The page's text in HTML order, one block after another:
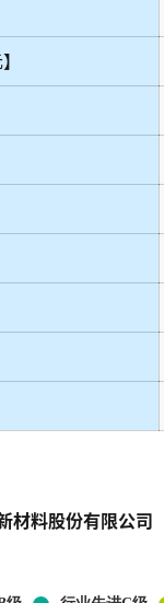
材料股份有限公司